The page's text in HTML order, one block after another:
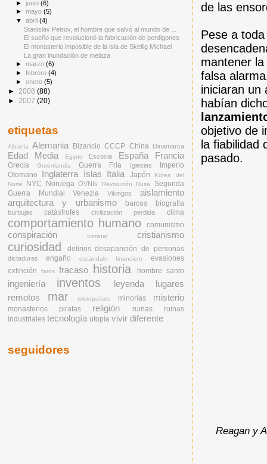
de las
Pese a
mantener
falsa
iniciaran un
habían
objetivo de
la fiabilidad
pasado.
Reagan y
►junio(6)
► mayo(5)
▼abril(4)
Stanislav Petrov, el hombre que salvó al mundo de ...
El sueño que revolucionó la fabricación de perdigones
El monasterio imposible de la isla de Skellig Michael
La gran inundación de melaza
► marzo(6)
►febrero(4)
►enero(5)
► 2008 (88)
► 2007 (20)
etiquetas
Albania Alemania Bizancio CCCP China Dinamarca
Edad Media Egipto Escocia España Francia
Grecia Groenlandia Guerra Fría Iglesias
Imperio
Otomano
Inglaterra Islas Italia Japón
Korea del
Norte
NYC Noruega OVNIs Revolución Rusa
Segunda
Guerra Mundial
Venezia Vikingos
aislamiento
arquitectura y urbanismo
barcos biografia
burbujas catásfrofes civilización perdida clima
comportamiento humano comunismo
conspiración criminal cristianismo
curiosidad delirios desaparición de personas
dictaduras engaño escándalo financiero
evasiones
extinción
faros fracaso historia hombre santo
ingeniería inventos leyenda
lugares
remotos
mar micropaíses minorías misterio
monasterios piratas religión ruinas
ruinas
industriales tecnología utopía vivir diferente
seguidores